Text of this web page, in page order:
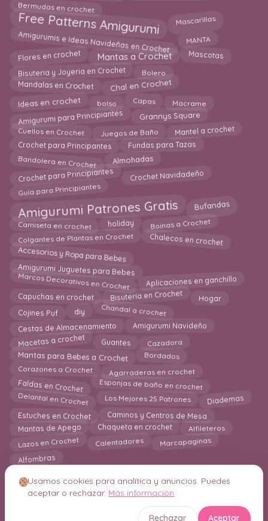
Bermudas en crochet
Free Patterns Amigurumi Mascarillas
Amigurumis e Ideas Navideñas en Crochet MANTA
Flores en crochet Mantas a Crochet Mascotas
Bisuteria y Joyeria en Crochet Bolero
Mandalas en Crochet Chal en Crochet
Ideas en crochet bolso Capas Macrame
Amigurumi para Principiantes Grannys Square
Cuellos en Crochet Juegos de Baño Mantel a crochet
Crochet para Principantes Fundas para Tazas
Bandolera en Crochet Almohadas
Crochet para Principiantes Crochet Navidadeño
Guía para Principiantes
Amigurumi Patrones Gratis Bufandas
Camiseta en crochet holiday Boinas a Crochet
Colgantes de Plantas en Crochet Chalecos en crochet
Accesorios y Ropa para Bebes
Amigurumi Juguetes para Bebes
Marcos Decorativos en Crochet Aplicaciones en ganchillo
Capuchas en crochet Bisutería en Crochet Hogar
Cojines Puf diy Chandal a crochet
Cestas de Almacenamiento Amigurumi Navideño
Macetas a crochet Guantes Cazadora
Mantas para Bebes a Crochet Bordados
Corazones a Crochet Agarraderas en crochet
Faldas en Crochet Esponjas de baño en crochet
Delantal en Crochet Los Mejores 25 Patrones Diademas
Estuches en Crochet Caminos y Centros de Mesa
Mantas de Apego Chaqueta en crochet Alfileteros
Lazos en Crochet Calentadores Marcapaginas
Alfombras
© 2026 Crochetisimo. Todos los derechos reservados.
Usamos cookies para analítica y anuncios. Puedes
aceptar o rechazar. Más información
Rechazar Aceptar